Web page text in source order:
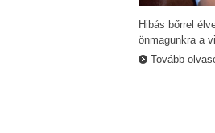
Hibás bőrrel
önmagunkra a
Tovább